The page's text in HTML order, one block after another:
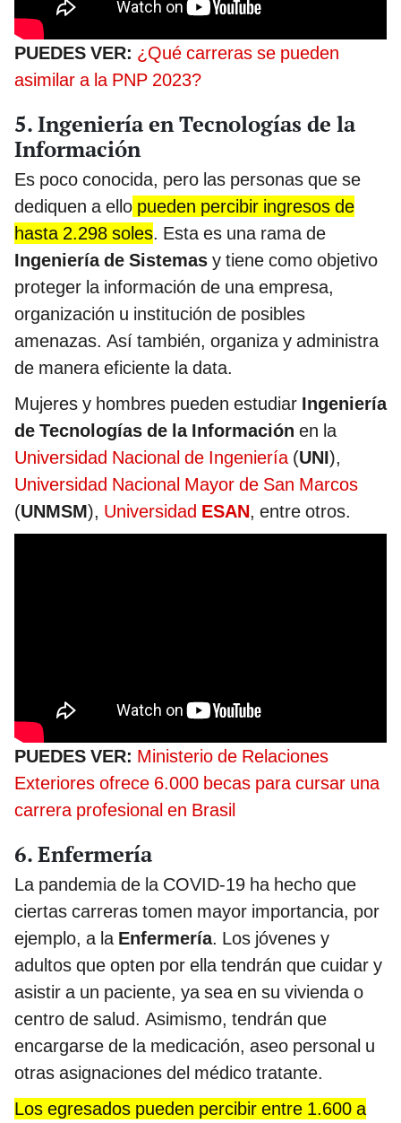
PUEDES VER: ¿Qué carreras se pueden
asimilar a la PNP 2023?
5. Ingeniería en Tecnologías de la
Información
Es poco conocida, pero las personas que se
dediquen a ello pueden percibir ingresos de
hasta 2.298 soles. Esta es una rama de
Ingeniería de Sistemas y tiene como objetivo
proteger la información de una empresa,
organización u institución de posibles
amenazas. Así también, organiza y administra
de manera eficiente la data.
Mujeres y hombres pueden estudiar Ingeniería
de Tecnologías de la Información en la
Universidad Nacional de Ingeniería (UNI),
Universidad Nacional Mayor de San Marcos
(UNMSM), Universidad ESAN, entre otros.
PUEDES VER: Ministerio de Relaciones
Exteriores ofrece 6.000 becas para cursar una
carrera profesional en Brasil
6. Enfermería
La pandemia de la COVID-19 ha hecho que
ciertas carreras tomen mayor importancia, por
ejemplo, a la Enfermería. Los jóvenes y
adultos que opten por ella tendrán que cuidar y
asistir a un paciente, ya sea en su vivienda o
centro de salud. Asimismo, tendrán que
encargarse de la medicación, aseo personal u
otras asignaciones del médico tratante.
Los egresados pueden percibir entre 1.600 a